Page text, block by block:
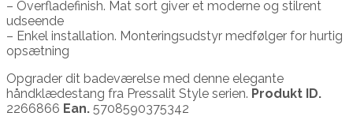
– Overfladefinish. Mat sort giver et moderne og stilrent
udseende
– Enkel installation. Monteringsudstyr medfølger for hurtig
opsætning
Opgrader dit badeværelse med denne elegante
håndklædestang fra Pressalit Style serien. Produkt ID.
2266866 Ean. 5708590375342